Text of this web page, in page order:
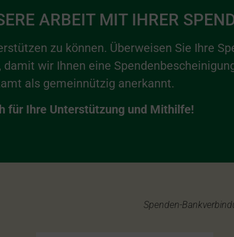
ARBEIT MIT IHRER
zu können. Überweisen Sie Ihre
wir Ihnen eine
als gemeinnützig anerkannt.
für Ihre Unterstützung und Mithilfe!
Spenden-